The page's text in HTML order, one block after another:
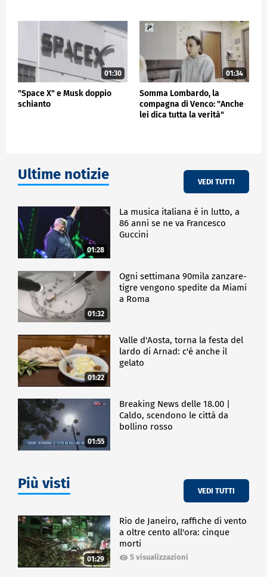
01:30
"Space X" e Musk doppio
schianto
01:34
Somma Lombardo, la
compagna di Venco: "Anche
lei dica tutta la verità"
Ultime notizie VEDI TUTTI
01:28
La musica italiana è in lutto, a
86 anni se ne va Francesco
Guccini
01:32
Ogni settimana 90mila zanzare-
tigre vengono spedite da Miami
a Roma
01:22
Valle d'Aosta, torna la festa del
lardo di Arnad: c'è anche il
gelato
01:55
Breaking News delle 18.00 |
Caldo, scendono le città da
bollino rosso
Più visti VEDI TUTTI
01:29
Rio de Janeiro, raffiche di vento
a oltre cento all'ora: cinque
morti
5 visualizzazioni